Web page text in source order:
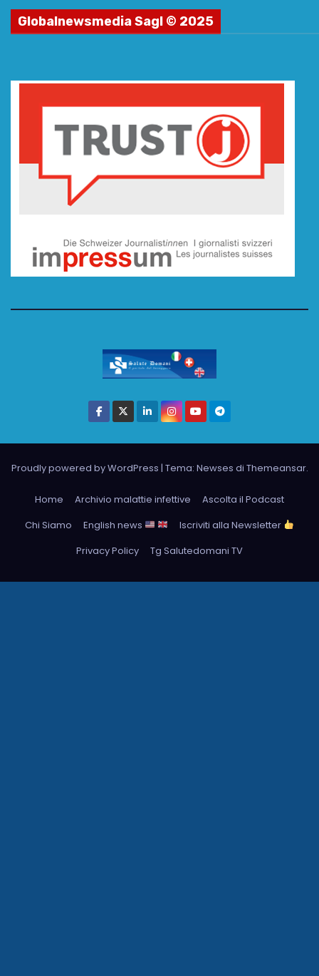
Globalnewsmedia Sagl © 2025
Proudly powered by WordPress | Tema: Newses di Themeansar.
Home Archivio malattie infettive
Ascolta il Podcast
Chi Siamo
English news
Iscriviti alla Newsletter
Privacy Policy
Tg Salutedomani TV